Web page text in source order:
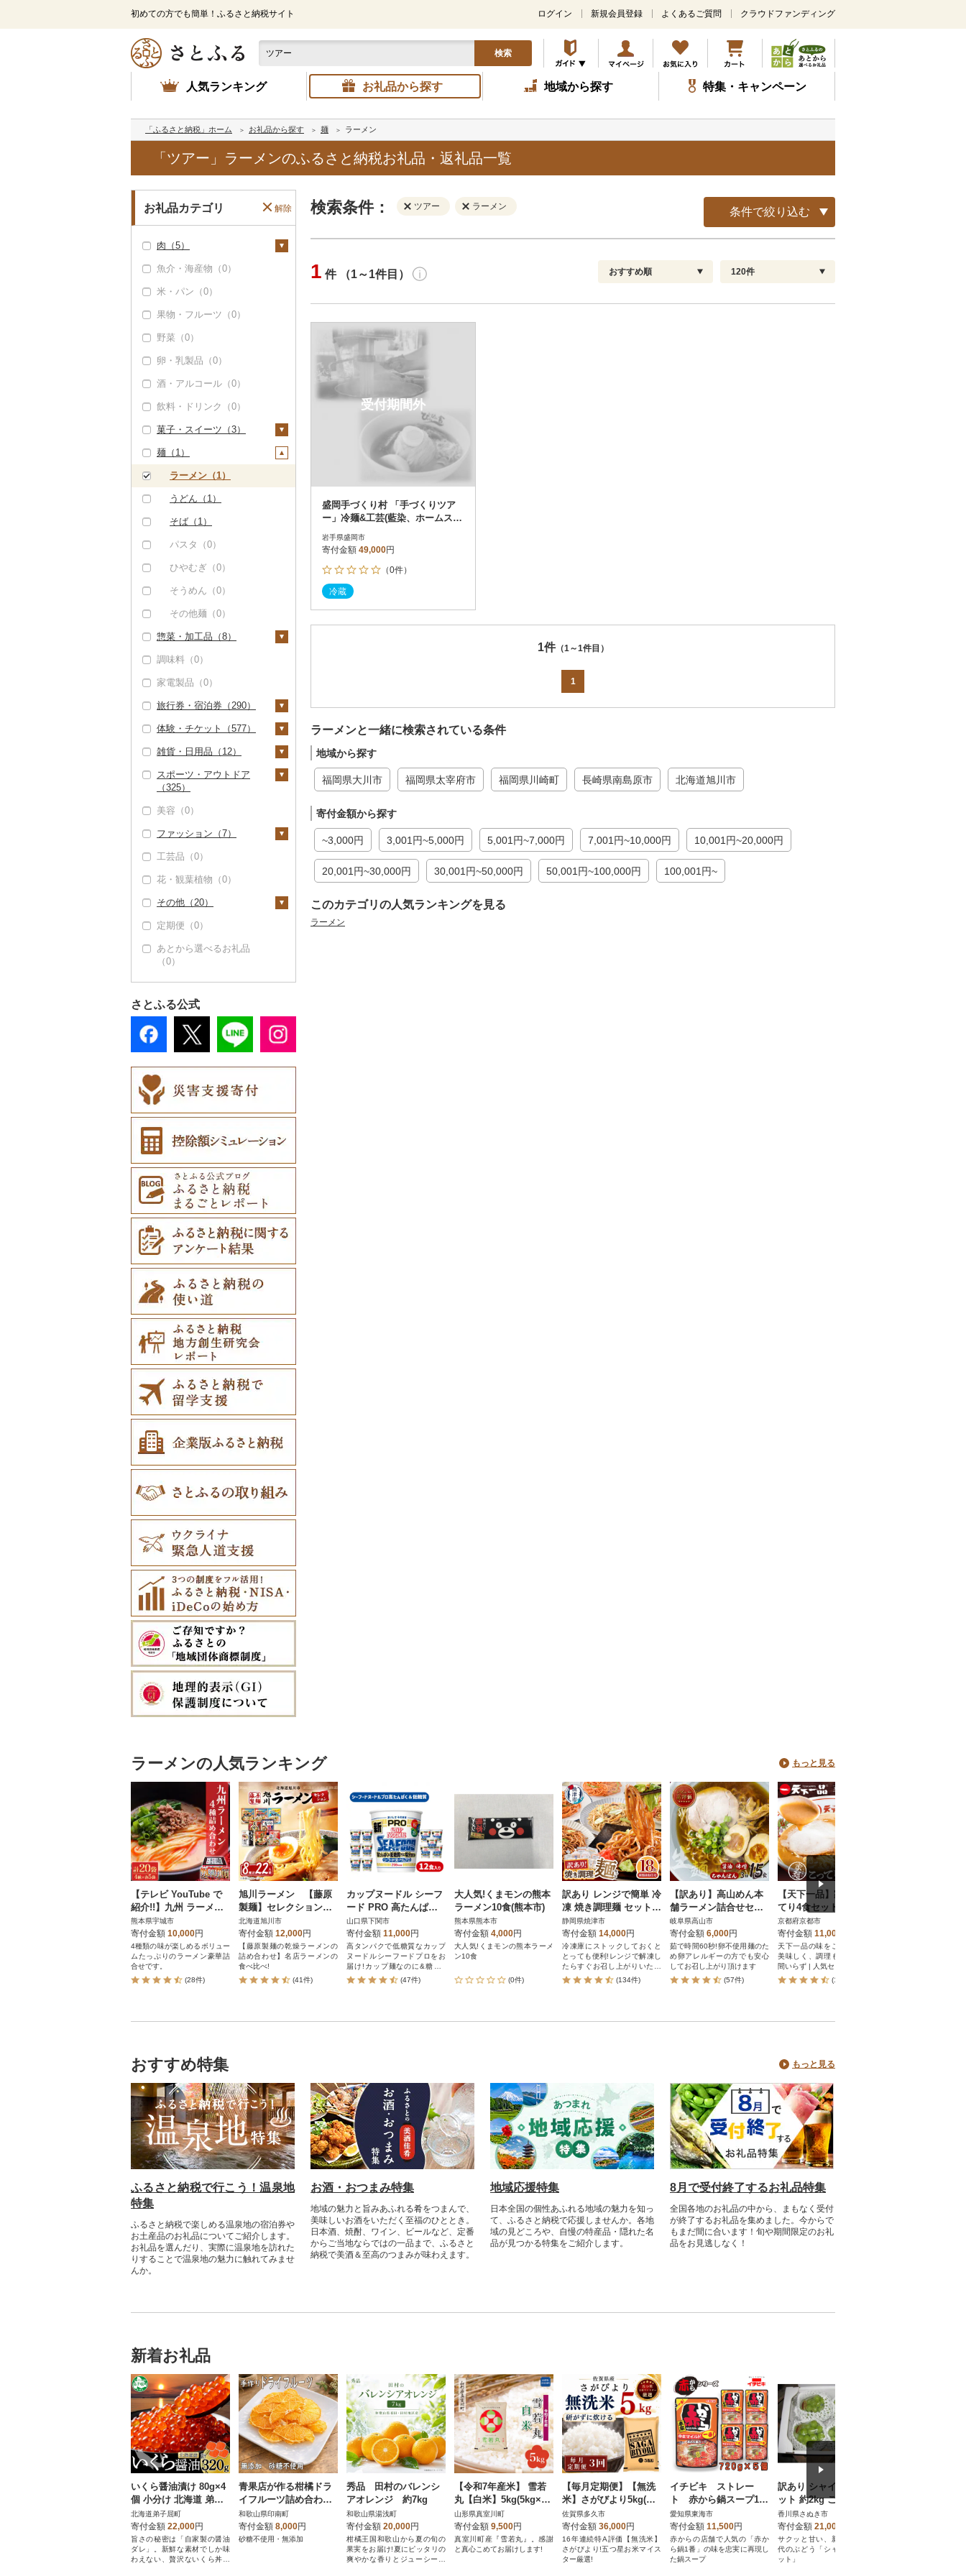
初めての方でも簡単！ふるさと納税サイト
メ
ン
コ
ン
テ
ツ
ッ
ログイン 新規会員登録 よくあるご質問 クラウドファンディング
検索
人気ランキング お礼品から探す 地域から探す 特集・キャンペーン
「ふるさと納税」ホーム お礼品から探す 麺 ラーメン
「ツアー」ラーメンのふるさと納税お礼品・返礼品一覧
お礼品カテゴリ 解除
肉（5）
牛肉（精肉）（0）
牛肉（加工品）（5）
ハンバーグ（0）
もつ鍋（5）
ローストビーフ（0）
ビーフジャーキー
（0）
豚肉（精肉）（0）
豚肉（加工品）（0）
鶏肉（0）
鹿肉（0）
馬肉（0）
羊肉・ラム肉（ジンギ
鴨肉（0）
猪肉（0）
（0）
魚介・海産物（0）
米・パン（0）
果物・フルーツ（0）
野菜（0）
卵・乳製品（0）
酒・アルコール（0）
飲料・ドリンク（0）
菓子・スイーツ（3）
ケーキ（0）
クッキー（0）
焼き菓子（0）
プリン（0）
ゼリー（0）
チョコレート（0）
カステラ（0）
アイス・ジェラート
麺（1）
ラーメン（1）
うどん（1）
そば（1）
パスタ（0）
ひやむぎ（0）
そうめん（0）
その他麺（0）
惣菜・加工品（8）
惣菜（1）
餃子（1）
シュウマイ（0）
コロッケ（0）
その他惣菜（0）
カレー・シチュー
その他鍋（0）
スープ（0）
豆腐・納豆（0）
漬物（0）
缶詰・瓶詰（0）
乾物（0）
燻製（スモーク）
その他加工品（0）
調味料（0）
家電製品（0）
旅行券・宿泊券（290）
旅行券（110）
JTBふるさと旅行クー
（0）
（紙券）（0）
その他旅行券（54）
宿泊券（193）
体験・チケット（577）
PayPay商品券（0）
食事券（16）
用券（3）
水族館（1）
動物園（0）
釣り（14）
ダイビング（7）
スキーチケット・リフ
ゴルフプレー券（7）
GDOふるさとゴルフ
プレークーポン（0）
その他のゴルフプレー
券（6）
花火大会チケット
（2）
カタログギフト（0）
その他体験・チケット
雑貨・日用品（12）
家具・インテリア
（1）
タンス（0）
机・テーブル（1）
椅子・チェア・ソファ
ア（0）
寝具（0）
タオル（0）
文房具・印鑑（0）
食器（1）
グラス・カップ（1）
タンブラー（0）
箸（0）
ナイフ（0）
皿・椀（0）
弁当箱（0）
その他食器（0）
キッチン用品（0）
日用品（0）
楽器・器材（0）
（0）
ご当地キャラクター
（6）
ベビー用品（0）
ペット用品（0）
防災グッズ（0）
その他雑貨（0）
スポーツ・アウトドア
（325）
ゴルフ（322）
ゴルフボール（170）
ゴルフクラブ（71）
ゴルフウェア（0）
その他ゴルフ（80）
釣り（0）
サイクリング（0）
アウトドア・キャンプ
（0）
美容（0）
ファッション（7）
鞄・バッグ（2）
トートバッグ・ショル
ツケース（0）
その他鞄・バッグ
（2）
洋服（0）
和服（0）
靴・履物（0）
アクセサリー（0）
ショール・ストール
（1）
ネクタイ・ベルト
（3）
マフラー・手袋（0）
その他服飾小物（1）
工芸品（0）
花・観葉植物（0）
その他（20）
地域サービス（14）
その他（8）
定期便（0）
あとから選べるお礼品
（0）
さとふる公式
検索条件： ツアー ラーメン 条件で絞り込む
決済方法
クレジットカード決済
コンビニ支払い
ソフトバンクまとめて支払い
d払い
金融機関(Pay-easy決済)
解除 配送指定 解除
お届け日時指定可
1 件 （1～1件目） おすすめ順 120件
受付期間外
盛岡手づくり村 「手づくりツア
ー」冷麺&工芸(藍染、ホームスパ
ン織、竹細工のいずれか)+盛岡三
大麺付
岩手県盛岡市
寄付金額 49,000円
（0件）
冷蔵
1件（1～1件目）
1
ラーメンと一緒に検索されている条件
地域から探す
福岡県大川市 福岡県太宰府市 福岡県川崎町 長崎県南島原市 北海道旭川市
寄付金額から探す
~3,000円 3,001円~5,000円 5,001円~7,000円 7,001円~10,000円 10,001円~20,000円
20,001円~30,000円 30,001円~50,000円 50,001円~100,000円 100,001円~
このカテゴリの人気ランキングを見る
ラーメン
ラーメンの人気ランキング もっと見る
【テレビ YouTube で
紹介!!】九州 ラーメン
詰合せ 龍麺三昧 4種×5
本 計20本セット
熊本県宇城市
寄付金額 10,000円
4種類の味が楽しめるボリュー
ムたっぷりのラーメン豪華詰
合せです。
(28件)
旭川ラーメン 【藤原
製麺】セレクション
どーんと22人前_01478
北海道旭川市
寄付金額 12,000円
【藤原製麺の乾燥ラーメンの
詰め合わせ】名店ラーメンの
食べ比べ!
(41件)
カップヌードル シーフ
ード PRO 高たんぱく&
低糖質 さらに塩分控え
め 12食 JC002
山口県下関市
寄付金額 11,000円
高タンパクで低糖質なカップ
ヌードルシーフードプロをお
届け!カップ麺なのに&糖質5
0%オフ&塩分25%オフ(カップ
(47件)
大人気!くまモンの熊本
ラーメン10食(熊本市)
熊本県熊本市
寄付金額 4,000円
大人気!くまモンの熊本ラーメ
ン10食
(0件)
訳あり レンジで簡単 冷
凍 焼き調理麺 セット 1
8食(a13-125)
静岡県焼津市
寄付金額 14,000円
冷凍庫にストックしておくと
とっても便利!レンジで解凍し
たらすぐお召し上がりいただ
ける麺中心のバラエティセッ
(134件)
【訳あり】高山めん本
舗ラーメン詰合せセッ
ト15食入り(醤油・み
そ・ちゃんぽん) TR403
4
岐阜県高山市
寄付金額 6,000円
茹で時間60秒!卵不使用麺のた
め卵アレルギーの方でも安心
してお召し上がり頂けます
(57件)
【天下一品】家麺 こっ
てり4食セット|ラーメ
ン ご当地ラーメン こっ
てりラーメン 人気
京都府京都市
寄付金額 11,000
天下一品の味をご家庭でより
美味しく、調理も片付けも手
間いらず | 人気セット[ 京都 ラ
ーメン 有名店 天下一品 天一
(108件)
おすすめ特集 もっと見る
ふるさと納税で行こう！温泉地
特集
ふるさと納税で楽しめる温泉地の宿泊券や
お土産品のお礼品についてご紹介します。
お礼品を選んだり、実際に温泉地を訪れた
りすることで温泉地の魅力に触れてみませ
んか。
お酒・おつまみ特集
地域の魅力と旨みあふれる肴をつまんで、
美味しいお酒をいただく至福のひととき。
日本酒、焼酎、ワイン、ビールなど、定番
からご当地ならではの一品まで、ふるさと
納税で美酒＆至高のつまみが味わえます。
地域応援特集
日本全国の個性あふれる地域の魅力を知っ
て、ふるさと納税で応援しませんか。各地
域の見どころや、自慢の特産品・隠れた名
品が見つかる特集をご紹介します。
8月で受付終了するお礼品特集
全国各地のお礼品の中から、まもなく受付
が終了するお礼品を集めました。今からで
もまだ間に合います！旬や期間限定のお礼
品をお見逃しなく！
新着お礼品
いくら醤油漬け 80g×4
個 小分け 北海道 弟子
屈町 3486
北海道弟子屈町
寄付金額 22,000円
旨さの秘密は「自家製の醤油
ダレ」。新鮮な素材でしか味
わえない、贅沢ないくら丼を
青果店が作る柑橘ドラ
イフルーツ詰め合わせ4
袋
和歌山県印南町
寄付金額 8,000円
砂糖不使用・無添加
秀品 田村のバレンシ
アオレンジ 約7kg
和歌山県湯浅町
寄付金額 20,000円
柑橘王国和歌山から夏の旬の
果実をお届け!夏にピッタリの
爽やかな香りとジューシー感
【令和7年産米】 雪若
丸【白米】5kg(5kg×1
袋)◆KR7Y05M-H
山形県真室川町
寄付金額 9,500円
真室川町産『雪若丸』。感謝
と真心こめてお届けします!
【毎月定期便】【無洗
米】さがびより5kg(多
久市)全3回
佐賀県多久市
寄付金額 36,000円
16年連続特A評価【無洗米】
さがびより!五つ星お米マイス
ター厳選!
イチビキ ストレー
ト 赤から鍋スープ1
番 辛さマイルド 720
g×5個 毎日食べたい
鍋の素
愛知県東海市
寄付金額 11,500円
赤からの店舗で人気の「赤か
ら鍋1番」の味を忠実に再現し
た鍋スープ
訳あり シャインマスカ
ット 約2kg ご家庭用
香川県さぬき市
寄付金額 21,000
サクッと甘い、新食感、新世
代のぶどう「シャインマスカ
ット」